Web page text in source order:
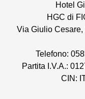
Hotel
HGC di
Via Giulio
Telefono:
Partita I.V.A.:
CIN: